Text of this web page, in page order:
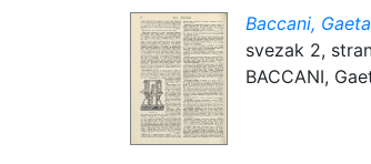
Baccani,
svezak 2,
BACCANI,